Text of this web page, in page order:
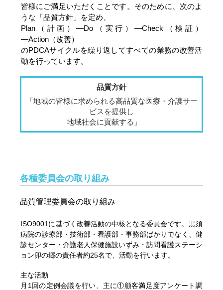
皆様にご満足いただくことです。そのために、次のよ
うな「品質方針」を定め、
Plan（計画）―Do（実行）―Check（検証）
―Action（改善）
のPDCAサイクルを繰り返してすべての業務の改善活
動を行っています。
品質方針
「地域の皆様に求められる高品質な医療・介護サー
ビスを提供し
地域社会に貢献する」
各種委員会の取り組み
品質管理委員会の取り組み
ISO9001に基づく改善活動の中核となる委員会です。黒須
病院の診療部・技術部・看護部・事務部ばかりでなく、健
診センター・介護老人保健施設いずみ・訪問看護ステーシ
ョン卯の郷の責任者約25名で、活動を行います。
主な活動
月1回の定例会議を行い、主に①顧客満足度アンケート調